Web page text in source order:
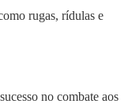
rugas, rídulas e
no combate aos